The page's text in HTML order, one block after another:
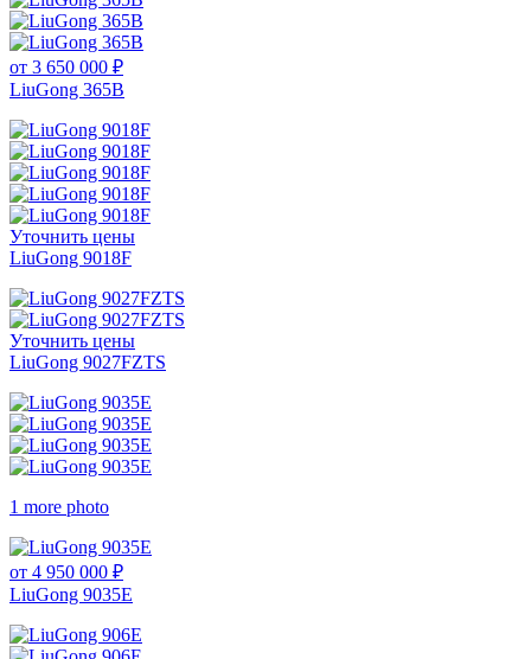
от 3 650 000 ₽
LiuGong 365B
Уточнить цены
LiuGong 9018F
Уточнить цены
LiuGong 9027FZTS
1 more photo
от 4 950 000 ₽
LiuGong 9035E